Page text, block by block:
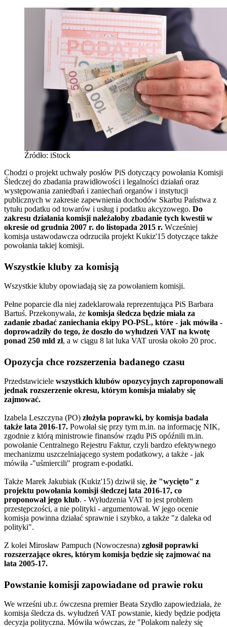
Źródło: iStock
Chodzi o projekt uchwały posłów PiS dotyczący powołania Komisji
Śledczej do zbadania prawidłowości i legalności działań oraz
występowania zaniedbań i zaniechań organów i instytucji
publicznych w zakresie zapewnienia dochodów Skarbu Państwa z
tytułu podatku od towarów i usług i podatku akcyzowego. Do
zakresu działania komisji należałoby zbadanie tych kwestii w
okresie od grudnia 2007 r. do listopada 2015 r. Wcześniej
komisja ustawodawcza odrzuciła projekt Kukiz'15 dotyczące także
powołania takiej komisji.
Wszystkie kluby za komisją
Wszystkie kluby opowiadają się za powołaniem komisji.
Pełne poparcie dla niej zadeklarowała reprezentująca PiS Barbara
Bartuś. Przekonywała, że komisja śledcza będzie miała za
zadanie zbadać zaniechania ekipy PO-PSL, które - jak mówiła -
doprowadziły do tego, że doszło do wyłudzeń VAT na kwotę
ponad 250 mld zł, a w ciągu 8 lat luka VAT urosła około 20 proc.
Opozycja chce rozszerzenia badanego czasu
Przedstawiciele wszystkich klubów opozycyjnych zaproponowali
jednak rozszerzenie okresu, którym komisja miałaby się
zajmować.
Izabela Leszczyna (PO) złożyła poprawki, by komisja badała
także lata 2016-17. Powołał się przy tym m.in. na informację NIK,
zgodnie z którą ministrowie finansów rządu PiS opóźnili m.in.
powołanie Centralnego Rejestru Faktur, czyli bardzo efektywnego
mechanizmu uszczelniającego system podatkowy, a także - jak
mówiła -"uśmiercili" program e-podatki.
Także Marek Jakubiak (Kukiz'15) dziwił się, że "wycięto" z
projektu powołania komisji śledczej lata 2016-17, co
proponował jego klub. - Wyłudzenia VAT to jest problem
przestępczości, a nie polityki - argumentował. W jego ocenie
komisja powinna działać sprawnie i szybko, a także "z daleka od
polityki".
Z kolei Mirosław Pampuch (Nowoczesna) zgłosił poprawki
rozszerzające okres, którym komisja będzie się zajmować na
lata 2005-17.
Powstanie komisji zapowiadane od prawie roku
We wrześni ub.r. ówczesna premier Beata Szydło zapowiedziała, że
komisja śledcza ds. wyłudzeń VAT powstanie, kiedy będzie podjęta
decyzja polityczna. Mówiła wówczas, że "Polakom należy się